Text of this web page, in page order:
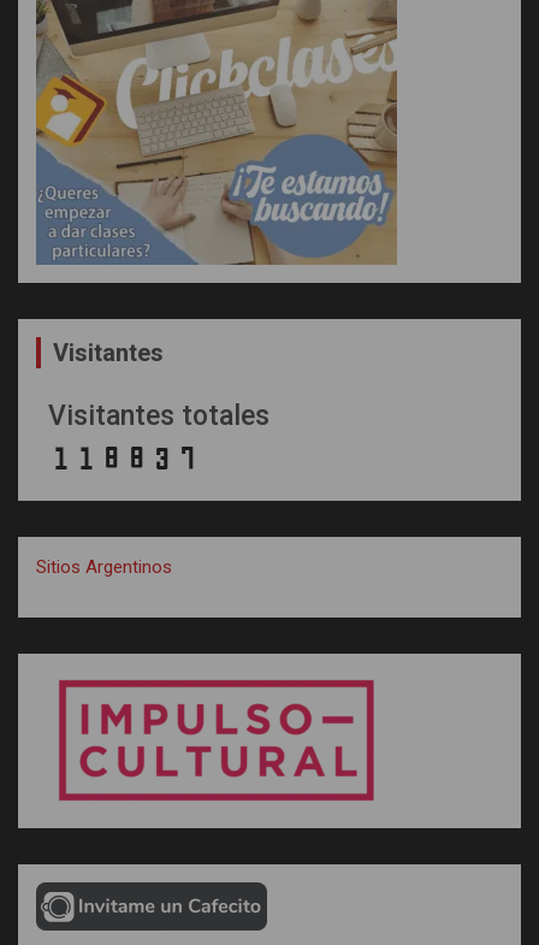
Visitantes
Visitantes totales
Sitios Argentinos